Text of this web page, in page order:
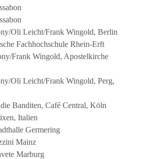
Oli Leicht/Frank Wingold, Berlin
Fachhochschule Rhein-Erft
Frank Wingold, Apostelkirche
Oli Leicht/Frank Wingold, Perg,
Banditen, Café Central, Köln
Italien
Germering
Mainz
Marburg